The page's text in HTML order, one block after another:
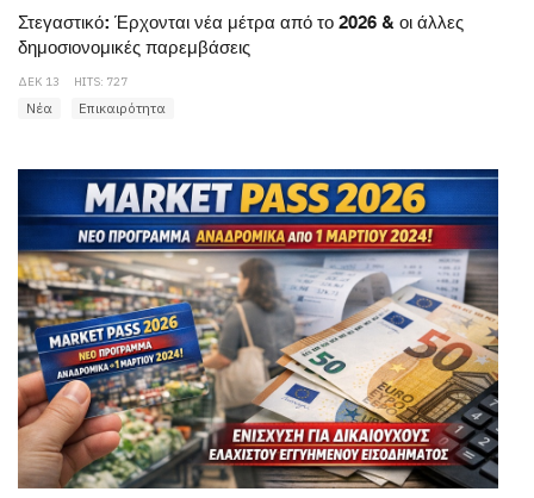
Στεγαστικό: Έρχονται νέα μέτρα από το 2026 & οι άλλες
δημοσιονομικές παρεμβάσεις
ΔΕΚ 13 HITS: 727
Νέα Επικαιρότητα